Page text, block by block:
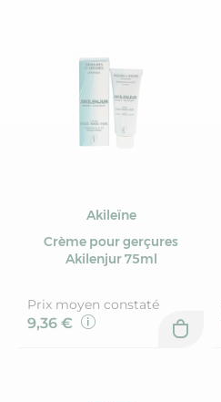
Akileïne
Crème pour gerçures
Akilenjur 75ml
Prix moyen constaté
9,36 €